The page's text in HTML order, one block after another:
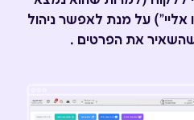
על מנת לאפשר ניהול
את הפרטים .